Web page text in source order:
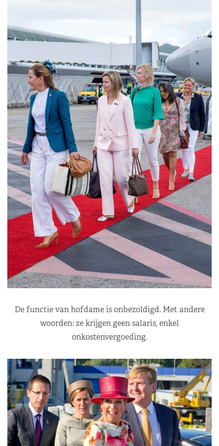
De functie van hofdame is onbezoldigd. Met andere
woorden: ze krijgen geen salaris, enkel
onkostenvergoeding.